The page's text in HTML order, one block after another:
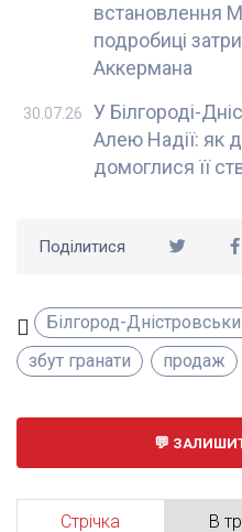
встановлення
подробиці
Аккермана
У Білгороді-
Алею Надії: як
домоглися її
30.07.26
Поділитися
Білгород-
збут гранати
продаж
Стрічка В